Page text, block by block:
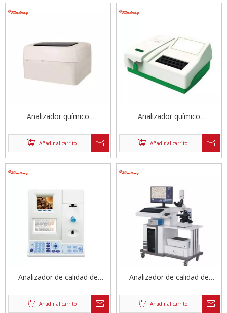
Analizador químico
300T/hora
Añadir al carrito
Analizador químico
Añadir al carrito
Analizador de calidad de
Añadir al carrito
Analizador de calidad de
computadora
Añadir al carrito